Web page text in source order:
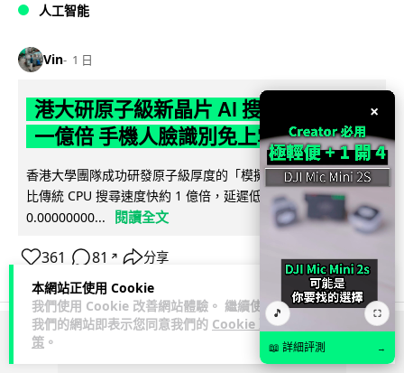
本網站正使用 Cookie
我們使用 Cookie 改善網站體驗。 繼續使用
我們的網站即表示您同意我們的 Cookie 政
策 。
人工智能
Vin 1 日
港大研原子級新晶片 AI 搜尋速度提升
一億倍 手機人臉識別免上雲端
香港大學團隊成功研發原子級厚度的「模擬存內搜尋」晶片，
比傳統 CPU 搜尋速度快約 1 億倍，延遲低至 36 皮秒（即
0.00000000...
閱讀全文
361 81 ↗ 分享
×
🎵 ⛶
📖 詳細評測 →